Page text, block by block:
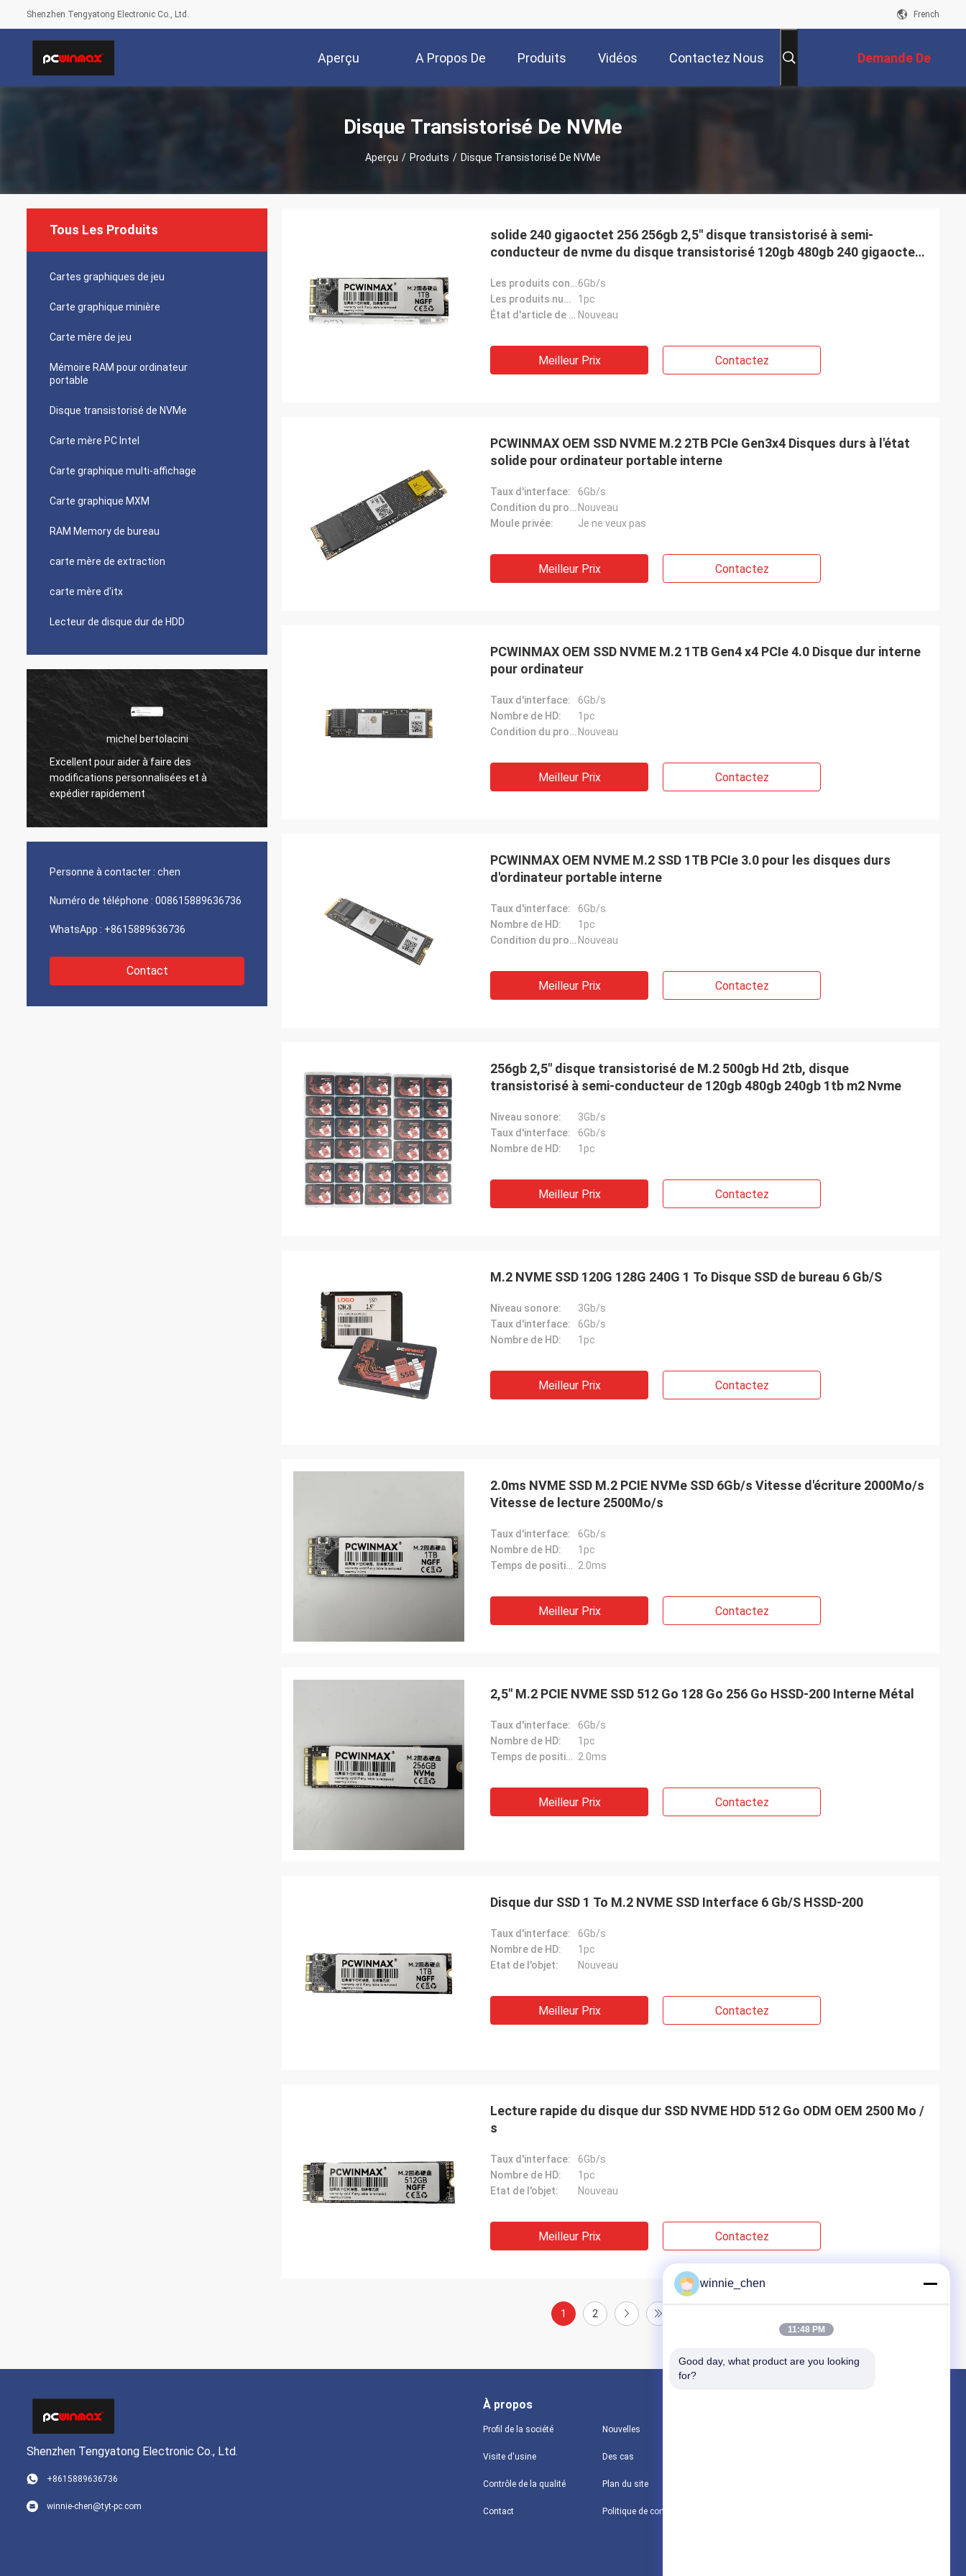
Shenzhen Tengyatong Electronic Co., Ltd. French
Aperçu A Propos De
Nous
Produits Vidéos Contactez Nous Demande De
Soumission
Disque Transistorisé De NVMe
Aperçu / Produits / Disque Transistorisé De NVMe
Tous Les Produits
Cartes graphiques de jeu
Carte graphique minière
Carte mère de jeu
Mémoire RAM pour ordinateur
portable
Disque transistorisé de NVMe
Carte mère PC Intel
Carte graphique multi-affichage
Carte graphique MXM
RAM Memory de bureau
carte mère de extraction
carte mère d'itx
Lecteur de disque dur de HDD
michel bertolacini
Excellent pour aider à faire des
modifications personnalisées et à
expédier rapidement
Personne à contacter : chen
Numéro de téléphone : 008615889636736
WhatsApp : +8615889636736
Contact
solide 240 gigaoctet 256 256gb 2,5" disque transistorisé à semi-
conducteur de nvme du disque transistorisé 120gb 480gb 240 gigaoctet
Les produits connectent le taux:6Gb/s
Les produits numérotent de HD:
1pc
État d'article de produits: Nouveau
Meilleur Prix Contactez
PCWINMAX OEM SSD NVME M.2 2TB PCIe Gen3x4 Disques durs à l'état
solide pour ordinateur portable interne
Taux d'interface:
6Gb/s
Condition du produit: Nouveau
Moule privée:
Je ne veux pas
Meilleur Prix Contactez
PCWINMAX OEM SSD NVME M.2 1TB Gen4 x4 PCIe 4.0 Disque dur interne
pour ordinateur
Taux d'interface:
6Gb/s
Nombre de HD:
1pc
Condition du produit: Nouveau
Meilleur Prix Contactez
PCWINMAX OEM NVME M.2 SSD 1TB PCIe 3.0 pour les disques durs
d'ordinateur portable interne
Taux d'interface:
6Gb/s
Nombre de HD:
1pc
Condition du produit: Nouveau
Meilleur Prix Contactez
256gb 2,5" disque transistorisé de M.2 500gb Hd 2tb, disque
transistorisé à semi-conducteur de 120gb 480gb 240gb 1tb m2 Nvme
Niveau sonore:
3Gb/s
Taux d'interface:
6Gb/s
Nombre de HD:
1pc
Meilleur Prix Contactez
M.2 NVME SSD 120G 128G 240G 1 To Disque SSD de bureau 6 Gb/S
Niveau sonore:
3Gb/s
Taux d'interface:
6Gb/s
Nombre de HD:
1pc
Meilleur Prix Contactez
2.0ms NVME SSD M.2 PCIE NVMe SSD 6Gb/s Vitesse d'écriture 2000Mo/s
Vitesse de lecture 2500Mo/s
Taux d'interface:
6Gb/s
Nombre de HD:
1pc
Temps de positionnement du bras moyen: 2.0ms
Meilleur Prix Contactez
2,5" M.2 PCIE NVME SSD 512 Go 128 Go 256 Go HSSD-200 Interne Métal
Taux d'interface:
6Gb/s
Nombre de HD:
1pc
Temps de positionnement du bras moyen: 2.0ms
Meilleur Prix Contactez
Disque dur SSD 1 To M.2 NVME SSD Interface 6 Gb/S HSSD-200
Taux d'interface:
6Gb/s
Nombre de HD:
1pc
Etat de l'objet:
Nouveau
Meilleur Prix Contactez
Lecture rapide du disque dur SSD NVME HDD 512 Go ODM OEM 2500 Mo /
s
Taux d'interface:
6Gb/s
Nombre de HD:
1pc
Etat de l'objet:
Nouveau
Meilleur Prix Contactez
1 2
Shenzhen Tengyatong Electronic Co., Ltd.
+8615889636736
winnie-chen@tyt-pc.com
À propos
Profil de la société
Visite d'usine
Contrôle de la qualité
Contact
Nouvelles
Des cas
Plan du site
winnie_chen
11:48 PM
Good day, what product are you looking
for?